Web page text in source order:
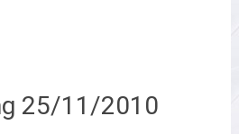
25/11/2010